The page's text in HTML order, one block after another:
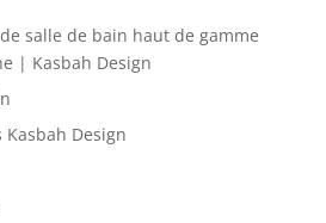
salle de bain haut de gamme
| Kasbah Design
Design